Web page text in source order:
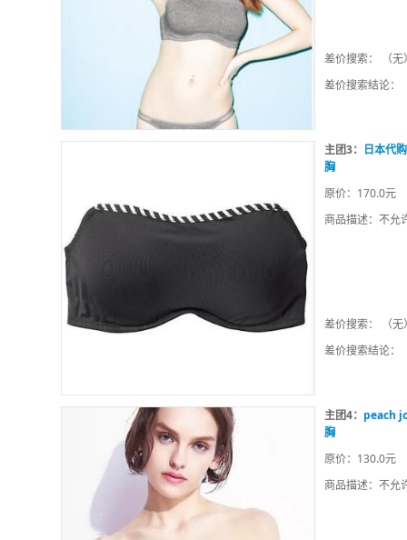
差价搜索： （无
差价搜索结论：
主团3： 日本代
胸
原价：170.0元
商品描述：不允
差价搜索： （无
差价搜索结论：
主团4： peach
胸
原价：130.0元
商品描述：不允